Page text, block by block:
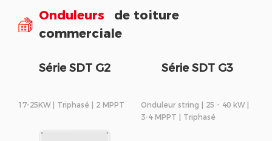
Onduleurs
de toiture
commerciale
Série SDT G2
17-25KW | Triphasé | 2 MPPT
Série SDT G3
Onduleur string | 25 - 40 kW |
3-4 MPPT | Triphasé